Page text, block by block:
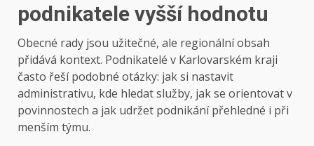
podnikatele vyšší hodnotu
Obecné rady jsou užitečné, ale regionální obsah
přidává kontext. Podnikatelé v Karlovarském kraji
často řeší podobné otázky: jak si nastavit
administrativu, kde hledat služby, jak se orientovat v
povinnostech a jak udržet podnikání přehledné i při
menším týmu.